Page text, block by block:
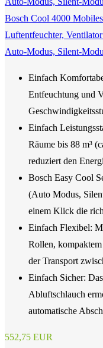
Bosch Cool 4000
Luftentfeuchter,
Auto-Modus, Silent-
Einfach
Entfeuchtung und
Einfach
Räume bis 88 m³
reduziert den
Bosch Easy Cool
(Auto Modus,
einem Klick die
Einfach Flexibel:
Rollen,
der Transport
Einfach Sicher:
Abluftschlauch
automatische
552,75 EUR